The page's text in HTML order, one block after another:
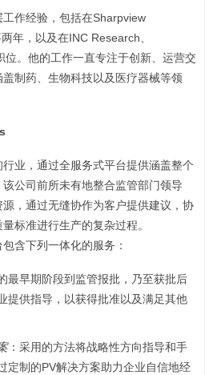
作经验，包括在Sharpview
年，以及在INC Research、
位。他的工作一直专注于创新、运营交
制药、生物科技以及医疗器械等领
业，通过全服务式平台提供涵盖整个
公司前所未有地整合监管部门领导
，通过无缝协作为客户提供建议，协
标准进行生产的复杂过程。
含下列一体化的服务：
最早期阶段到监管报批，乃至获批后
提供指导，以获得批准以及满足其他
：采用的方法将战略性方向指导和手
定制的PV解决方案助力企业自信地经